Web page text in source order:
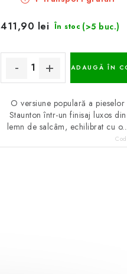
În stoc (>5 buc.)
411,90 lei
ADAUGĂ ÎN
O versiune populară a pieselor
Staunton într-un finisaj luxos din
lemn de salcâm, echilibrat cu o...